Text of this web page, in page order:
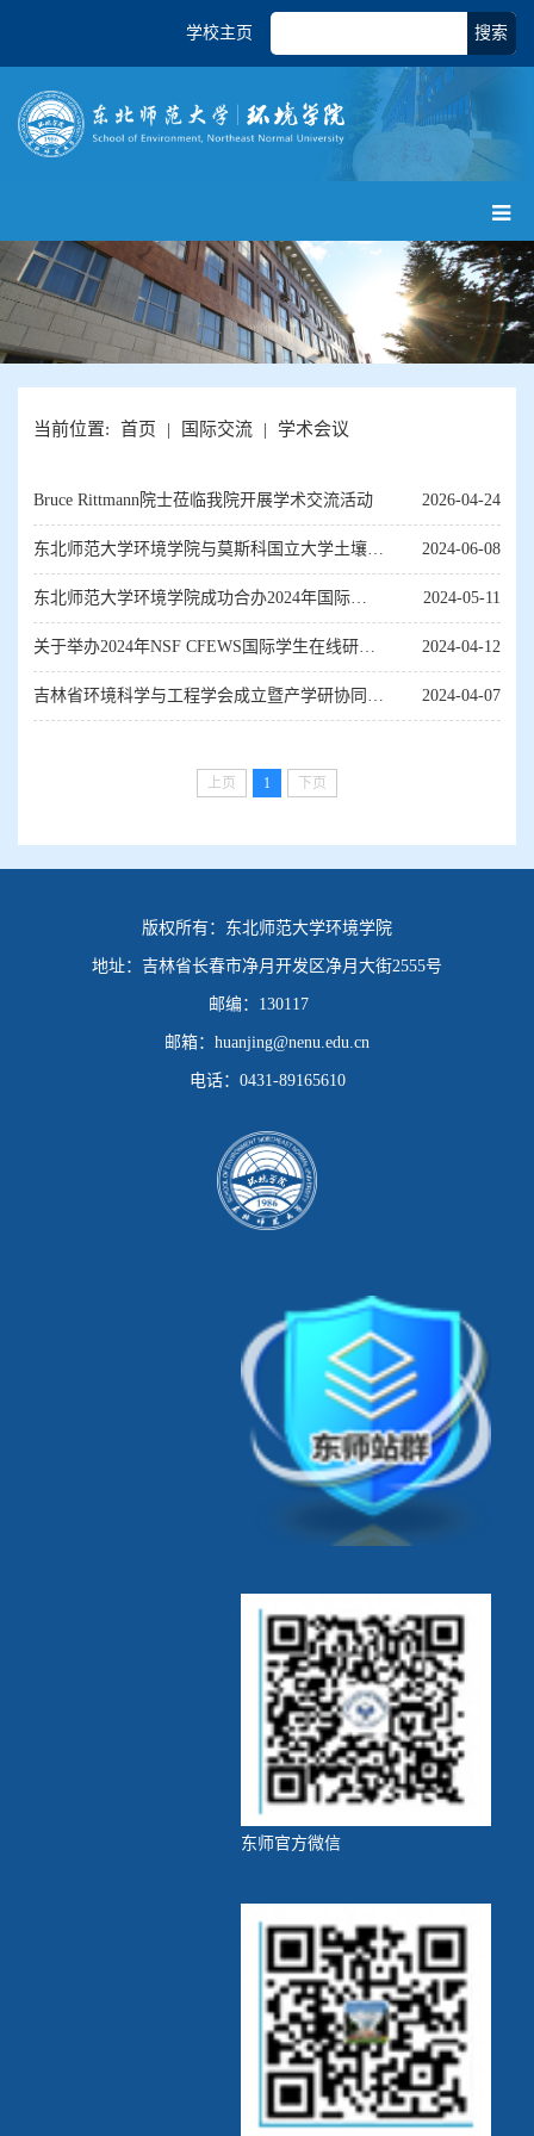
搜索
学校主页
当前位置: 首页 | 国际交流 | 学术会议
Bruce Rittmann院士莅临我院开展学术交流活动 2026-04-24
东北师范大学环境学院与莫斯科国立大学土壤科
学系成功举办首期在线学术研讨会
2024-06-08
东北师范大学环境学院成功合办2024年国际
CFEWS-100K CLIMA研究生研讨会--共探未来
农业...
2024-05-11
关于举办2024年NSF CFEWS国际学生在线研讨
会的通知
2024-04-12
吉林省环境科学与工程学会成立暨产学研协同创 2024-04-07
上页 1 下页
版权所有： 东北师范大学环境学院
地址： 吉林省长春市净月开发区净月大街2555号
邮编： 130117
邮箱： huanjing@nenu.edu.cn
电话： 0431-89165610
东师官方微信